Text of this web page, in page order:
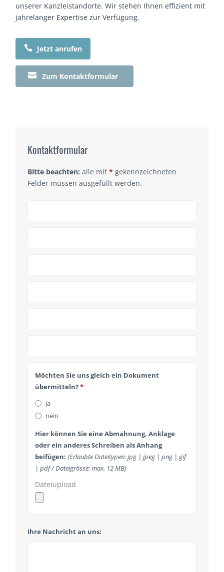
unserer Kanzleistandorte. Wir stehen Ihnen effizient mit
jahrelanger Expertise zur Verfügung.
 Jetzt anrufen
 Zum Kontaktformular
Kontaktformular
Bitte beachten: alle mit* gekennzeichneten
Felder müssen ausgefüllt werden.
Möchten Sie uns gleich ein Dokument
übermitteln?*
ja
nein
Hier können Sie eine Abmahnung, Anklage
oder ein anderes Schreiben als Anhang
beifügen: (Erlaubte Dateitypen: jpg | jpeg | png | gif
| pdf / Dateigrösse: max. 12 MB)
Dateiupload
Website
Ihre Nachricht an uns: